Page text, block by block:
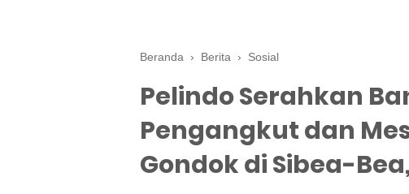
Beranda › Berita › Sosial
Pelindo Serahkan
Pengangkut dan
Gondok di Sibea-